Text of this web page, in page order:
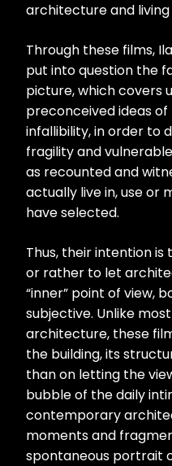
architecture and living
Through these films,
put into question the
picture, which covers
preconceived ideas
infallibility, in order to
fragility and
as recounted and
actually live in, use or
have selected.
Thus, their intention
or rather to let
“inner” point of view,
subjective. Unlike
architecture, these
the building, its
than on letting the
bubble of the daily
contemporary
moments and
spontaneous portrait